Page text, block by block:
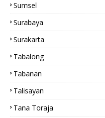
Sumsel
Surabaya
Surakarta
Tabalong
Tabanan
Talisayan
Tana Toraja